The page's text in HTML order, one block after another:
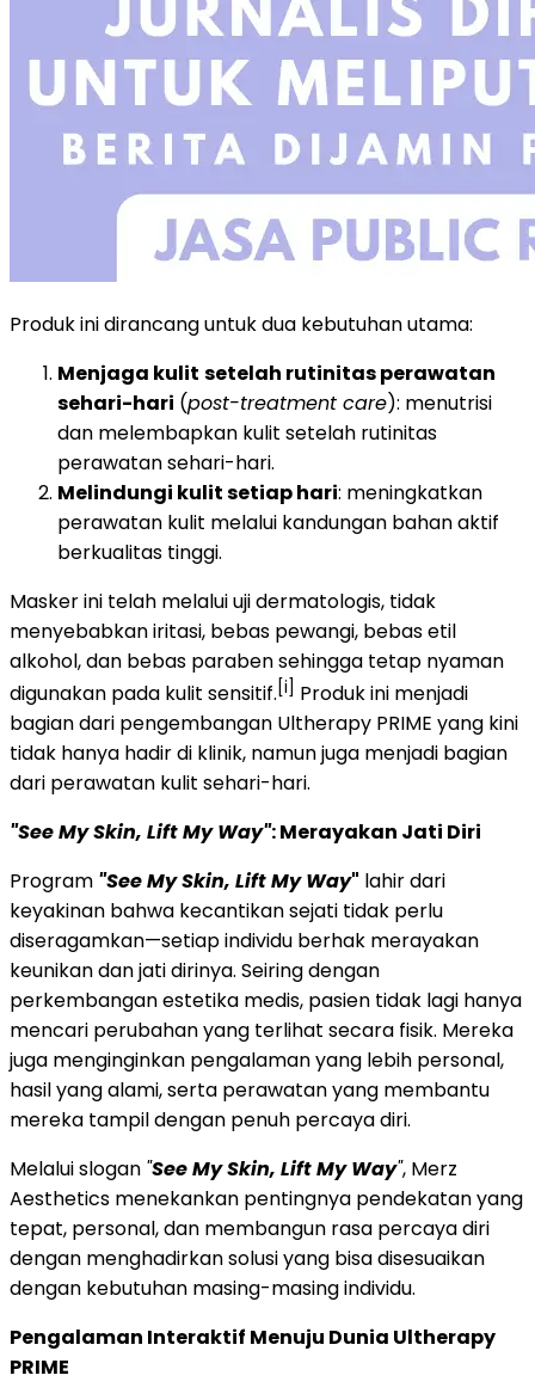
Produk ini dirancang untuk dua kebutuhan utama:
Menjaga kulit setelah rutinitas perawatan
sehari-hari (post-treatment care): menutrisi
dan melembapkan kulit setelah rutinitas
perawatan sehari-hari.
Melindungi kulit setiap hari: meningkatkan
perawatan kulit melalui kandungan bahan aktif
berkualitas tinggi.
Masker ini telah melalui uji dermatologis, tidak
menyebabkan iritasi, bebas pewangi, bebas etil
alkohol, dan bebas paraben sehingga tetap nyaman
digunakan pada kulit sensitif. [i] Produk ini menjadi
bagian dari pengembangan Ultherapy PRIME yang kini
tidak hanya hadir di klinik, namun juga menjadi bagian
dari perawatan kulit sehari-hari.
"See My Skin, Lift My Way": Merayakan Jati Diri
Program "See My Skin, Lift My Way" lahir dari
keyakinan bahwa kecantikan sejati tidak perlu
diseragamkan—setiap individu berhak merayakan
keunikan dan jati dirinya. Seiring dengan
perkembangan estetika medis, pasien tidak lagi hanya
mencari perubahan yang terlihat secara fisik. Mereka
juga menginginkan pengalaman yang lebih personal,
hasil yang alami, serta perawatan yang membantu
mereka tampil dengan penuh percaya diri.
Melalui slogan "See My Skin, Lift My Way", Merz
Aesthetics menekankan pentingnya pendekatan yang
tepat, personal, dan membangun rasa percaya diri
dengan menghadirkan solusi yang bisa disesuaikan
dengan kebutuhan masing-masing individu.
Pengalaman Interaktif Menuju Dunia Ultherapy
PRIME